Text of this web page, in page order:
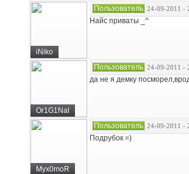
iNiko
Пользователь 24-09-2011 -
Найс приваты _^
Or1G1Nal
Пользователь 24-09-2011 -
да не я демку
Myx0moR
Пользователь 24-09-2011 -
Подрубок =)